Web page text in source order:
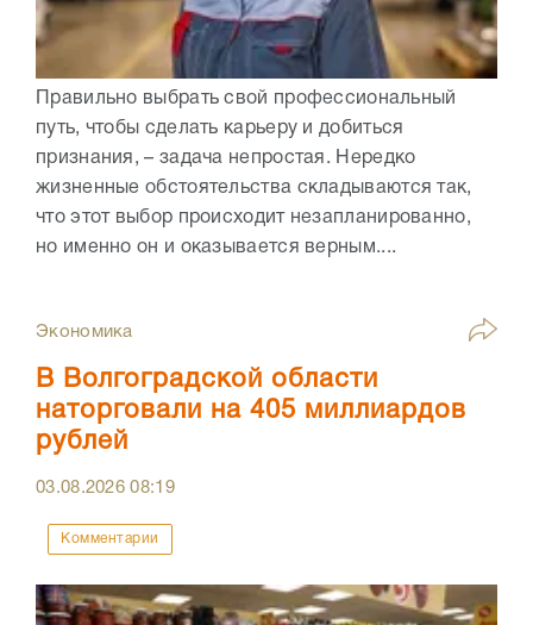
Правильно выбрать свой профессиональный
путь, чтобы сделать карьеру и добиться
признания, – задача непростая. Нередко
жизненные обстоятельства складываются так,
что этот выбор происходит незапланированно,
но именно он и оказывается верным....
Экономика
В Волгоградской области
наторговали на 405 миллиардов
рублей
03.08.202608:19
Комментарии